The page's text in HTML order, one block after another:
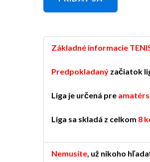
Základné informacie
Predpokladaný začiatok
Liga je určená pre
Liga sa skladá z celkom 8
Nemusíte, už nikoho